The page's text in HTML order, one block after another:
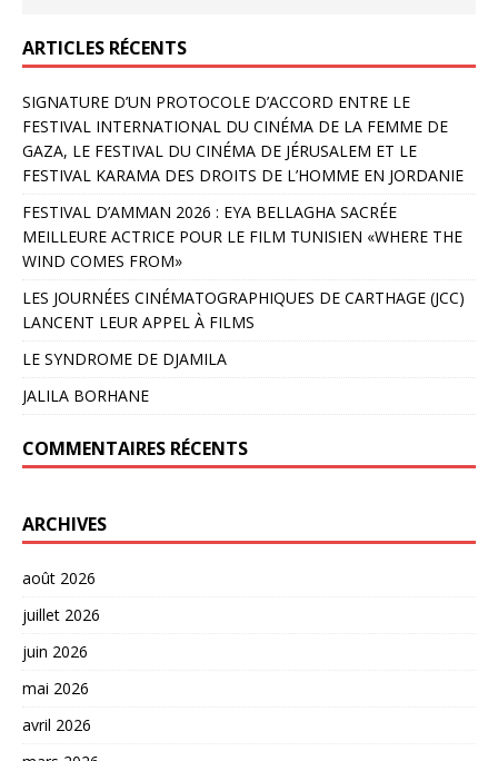
ARTICLES RÉCENTS
SIGNATURE D’UN PROTOCOLE D’ACCORD ENTRE LE
FESTIVAL INTERNATIONAL DU CINÉMA DE LA FEMME DE
GAZA, LE FESTIVAL DU CINÉMA DE JÉRUSALEM ET LE
FESTIVAL KARAMA DES DROITS DE L’HOMME EN JORDANIE
FESTIVAL D’AMMAN 2026 : EYA BELLAGHA SACRÉE
MEILLEURE ACTRICE POUR LE FILM TUNISIEN «WHERE THE
WIND COMES FROM»
LES JOURNÉES CINÉMATOGRAPHIQUES DE CARTHAGE (JCC)
LANCENT LEUR APPEL À FILMS
LE SYNDROME DE DJAMILA
JALILA BORHANE
COMMENTAIRES RÉCENTS
ARCHIVES
août 2026
juillet 2026
juin 2026
mai 2026
avril 2026